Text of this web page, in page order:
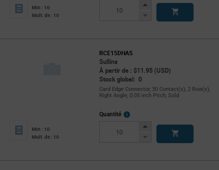
Min : 10
Mult. de : 10
Increase
Decrease
RCE15DHAS
Sullins
À partir de : $11.95 (USD)
Stock global: 0
Card Edge Connector, 30 Contact(s), 2 Row(s),
Right Angle, 0.05 inch Pitch, Sold
Min : 10
Mult. de : 10
Quantité
More
Increase
Decrease